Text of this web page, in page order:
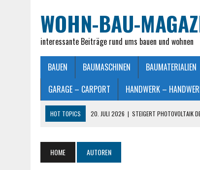
WOHN-BAU-
interessante Beiträge rund ums bauen und wohnen
BAUEN BAUMASCHINEN BAUMATERIALIEN
GARAGE – CARPORT
HANDWERK –
HOT TOPICS 20. JULI 2026 | STEIGERT PHOTOVOLTAIK
25. JUNI 2026 | FRANZÖSISCHES DOPPELBETT: MASSE,
HOME AUTOREN